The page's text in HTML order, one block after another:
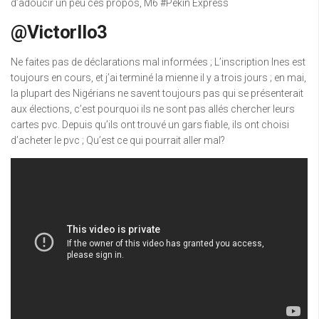
d’adoucir un peu ces propos, M6 #Pékin Express
@VictorIlo3
Ne faites pas de déclarations mal informées ; L’inscription Ines est
toujours en cours, et j’ai terminé la mienne il y a trois jours ; en mai,
la plupart des Nigérians ne savent toujours pas qui se présenterait
aux élections, c’est pourquoi ils ne sont pas allés chercher leurs
cartes pvc. Depuis qu’ils ont trouvé un gars fiable, ils ont choisi
d’acheter le pvc ; Qu’est ce qui pourrait aller mal?